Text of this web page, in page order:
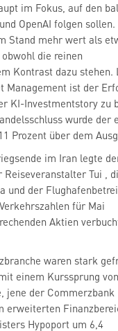
im Fokus, auf den
OpenAI folgen sollen.
Stand mehr wert als
obwohl die reinen
Kontrast dazu stehen.
Management ist der
KI-Investmentstory zu
wurde der
Prozent über dem
im Iran legte
Tui ,
und der
für Mai
Aktien
waren stark
einem Kurssprung
jene der Commerzbank
erweiterten
Hypoport um 6,4